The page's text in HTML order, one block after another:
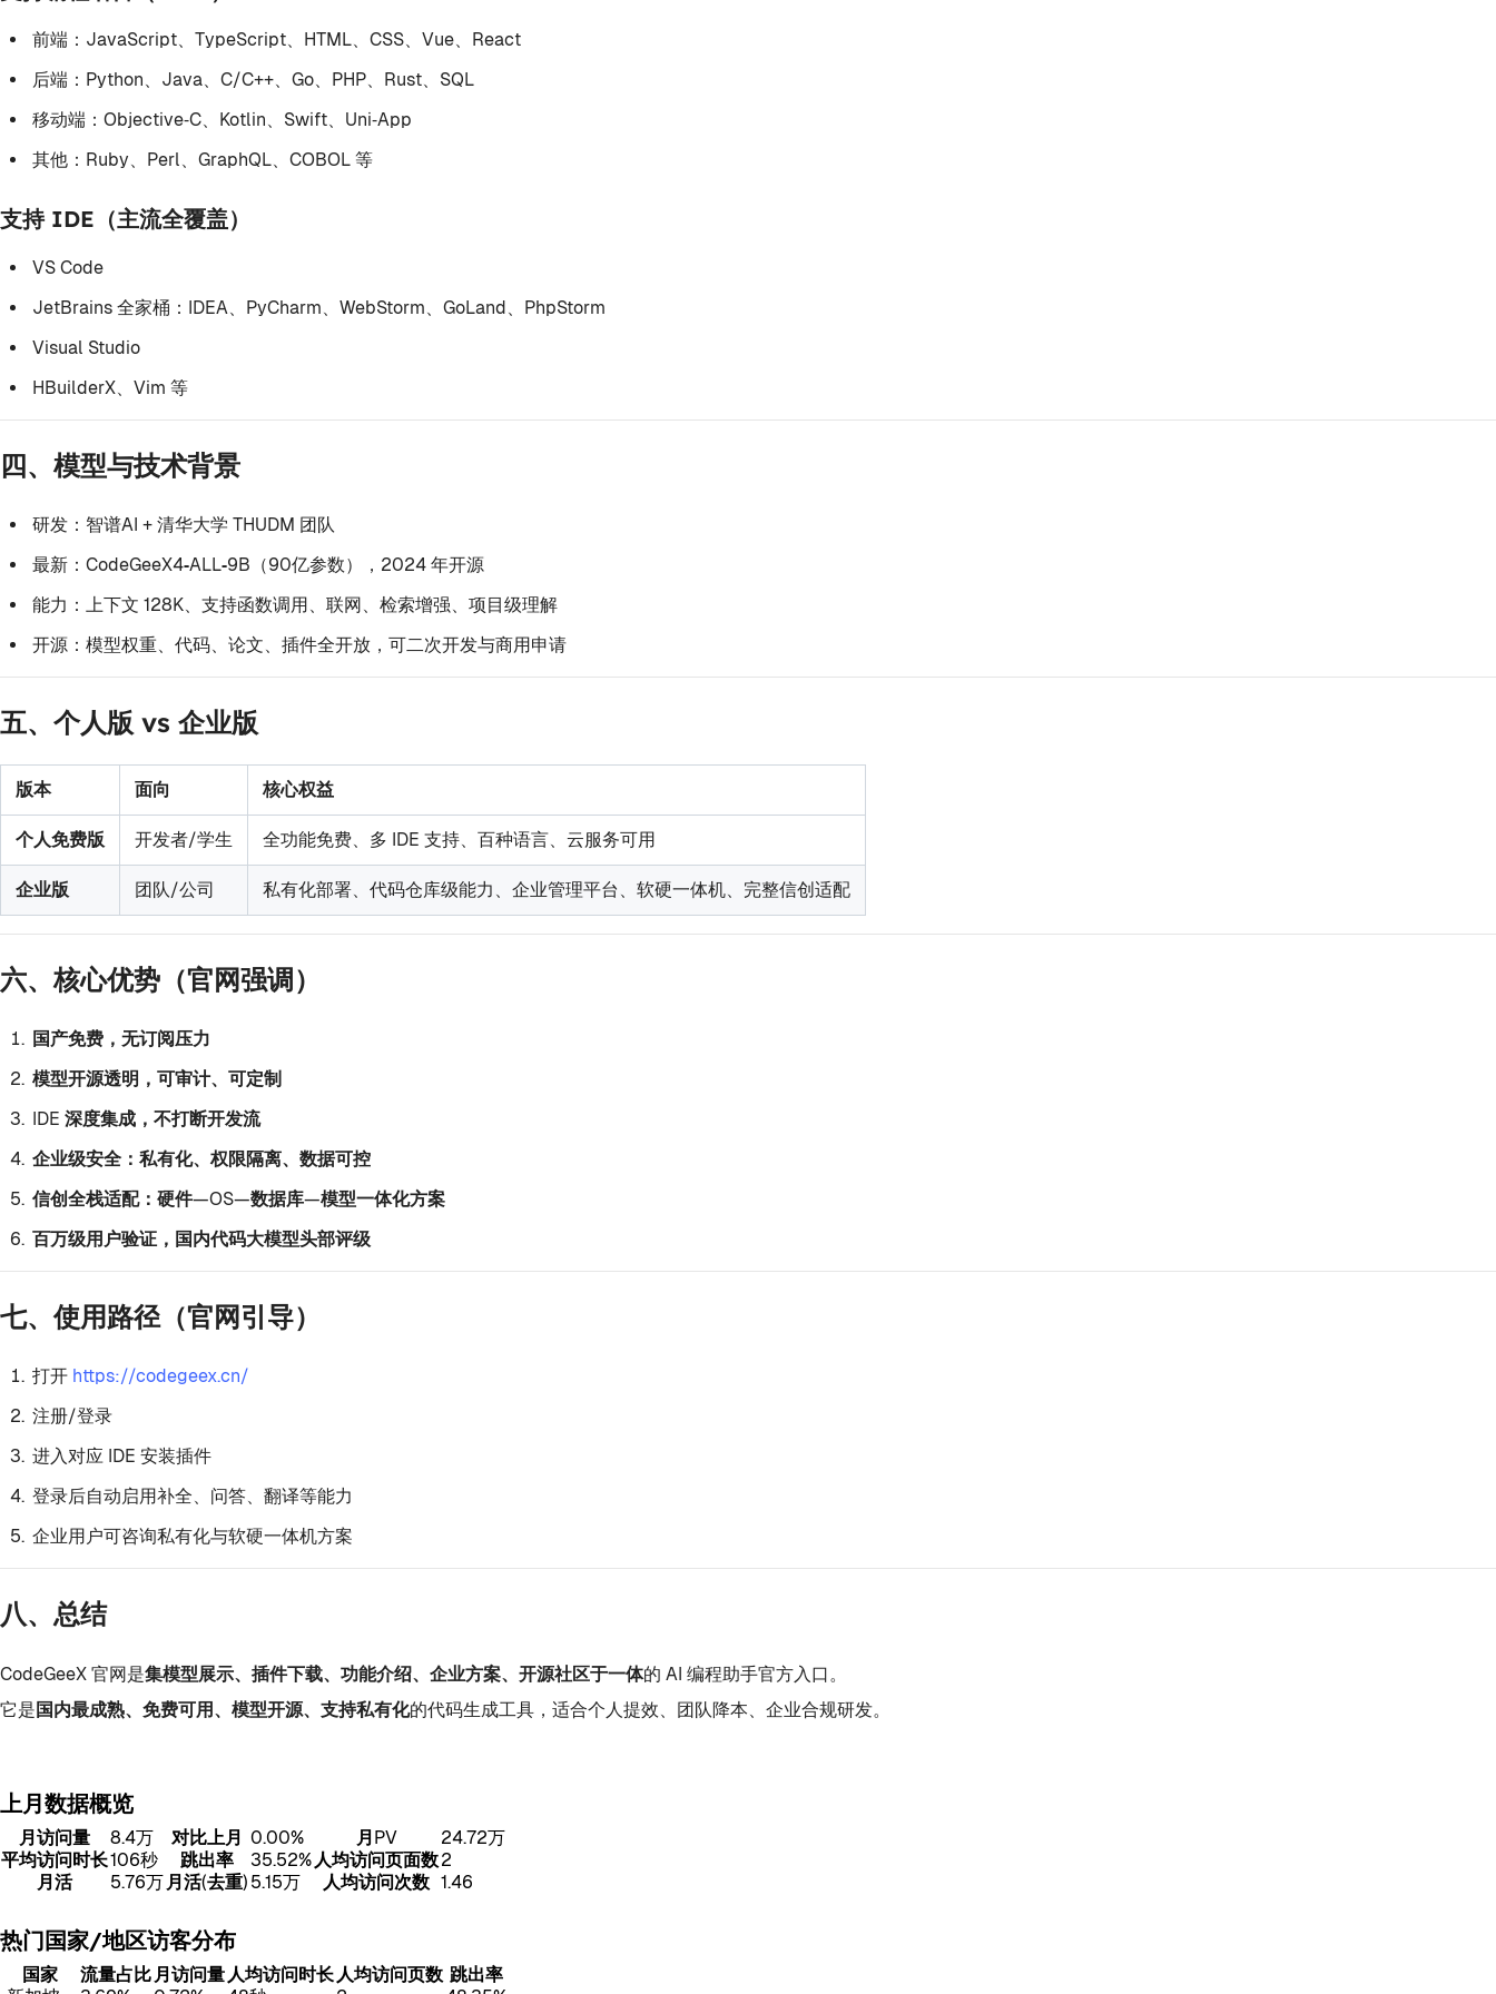
前端：JavaScript、TypeScript、HTML、CSS、Vue、React
后端：Python、Java、C/C++、Go、PHP、Rust、SQL
移动端：Objective‑C、Kotlin、Swift、Uni‑App
其他：Ruby、Perl、GraphQL、COBOL 等
支持 IDE（主流全覆盖）
VS Code
JetBrains 全家桶：IDEA、PyCharm、WebStorm、GoLand、PhpStorm
Visual Studio
HBuilderX、Vim 等
四、模型与技术背景
研发：智谱AI + 清华大学 THUDM 团队
最新： CodeGeeX4‑ALL‑9B （90亿参数），2024 年开源
能力：上下文 128K、支持函数调用、联网、检索增强、项目级理解
开源：模型权重、代码、论文、插件全开放，可二次开发与商用申请
五、个人版 vs 企业版
版本 面向 核心权益
个人免费版 开发者/学生 全功能免费、多 IDE 支持、百种语言、云服务可用
企业版 团队/公司 私有化部署、代码仓库级能力、企业管理平台、软硬一体机、完整信创适配
六、核心优势（官网强调）
国产免费，无订阅压力
模型开源透明，可审计、可定制
IDE 深度集成，不打断开发流
企业级安全：私有化、权限隔离、数据可控
信创全栈适配：硬件—OS—数据库—模型一体化方案
百万级用户验证，国内代码大模型头部评级
七、使用路径（官网引导）
打开 https://codegeex.cn/
注册/登录
进入对应 IDE 安装插件
登录后自动启用补全、问答、翻译等能力
企业用户可咨询私有化与软硬一体机方案
八、总结
CodeGeeX 官网是集模型展示、插件下载、功能介绍、企业方案、开源社区于一体的 AI 编程助手官方入口。
它是 国内最成熟、免费可用、模型开源、支持私有化的代码生成工具，适合个人提效、团队降本、企业合规研发。
上月数据概览
月访问量 8.4万 对比上月 0.00% 月PV
24.72万
平均访问时长106秒 跳出率 35.52% 人均访问页面数2
月活
5.76万 月活(去重) 5.15万 人均访问次数 1.46
热门国家/地区访客分布
国家 流量占比 月访问量 人均访问时长 人均访问页数 跳出率